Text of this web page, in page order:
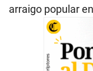
arraigo popular